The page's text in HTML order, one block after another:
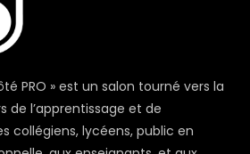
PRO » est un salon tourné vers la
de l’apprentissage et de
collégiens, lycéens, public en